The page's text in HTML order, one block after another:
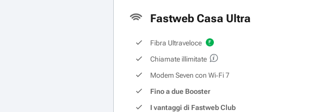
Fastweb Casa Ultra
Fibra Ultraveloce
Chiamate illimitate
Modem Seven con Wi‑Fi 7
Fino a due Booster
I vantaggi di Fastweb Club